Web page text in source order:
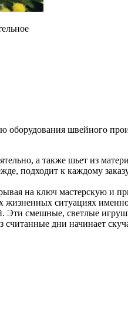
швейного
а также шьет из
подходит к каждому
на ключ мастерскую и
жизненных ситуациях
Эти смешные, светлые
дни начинает